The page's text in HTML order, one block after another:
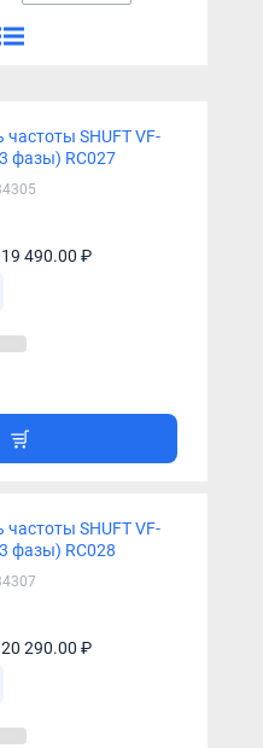
SHUFT VF-
фазы) RC027
19 490.00 ₽
SHUFT VF-
фазы) RC028
20 290.00 ₽